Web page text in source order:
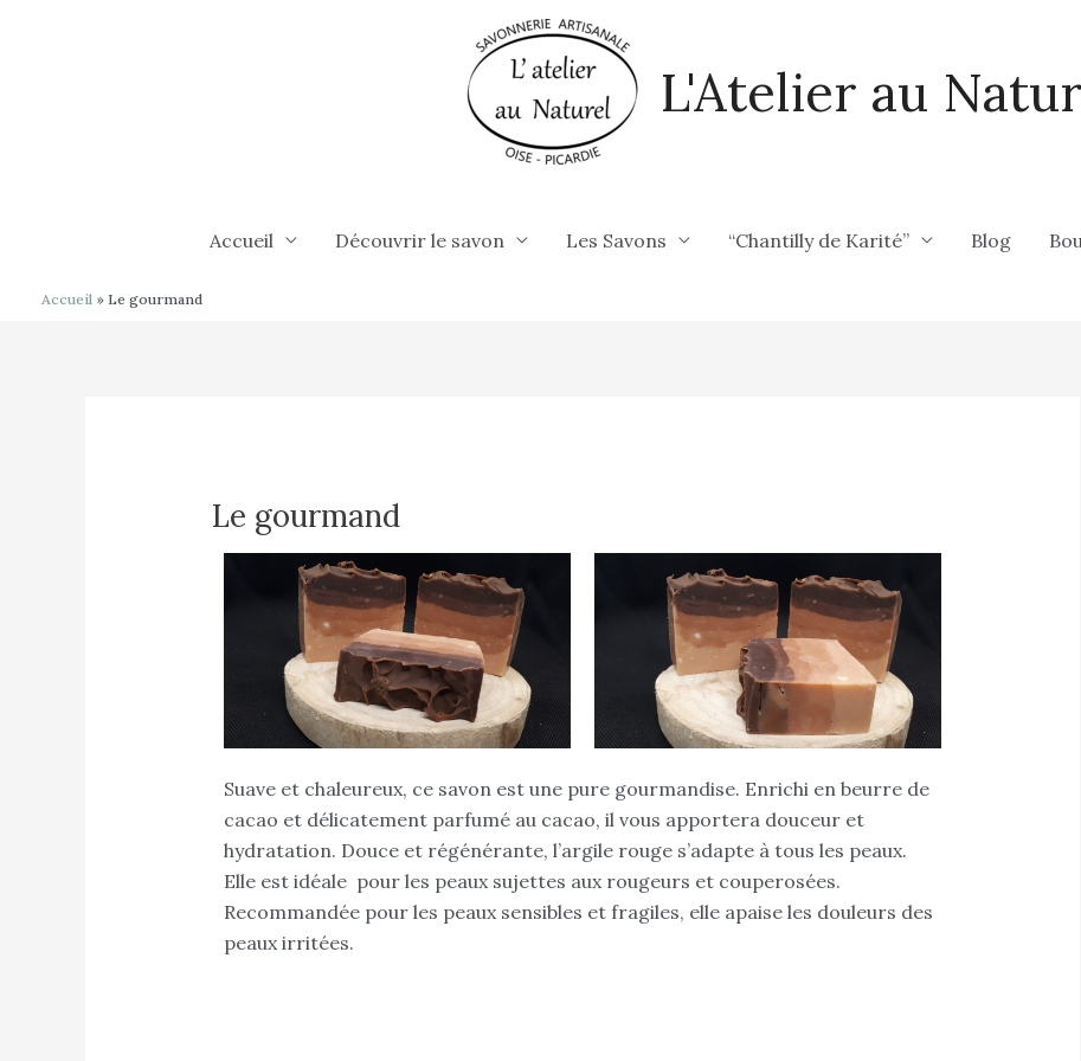
L'Atelier au
Accueil Découvrir le savon Les Savons “Chantilly de Karité” Blog
Accueil Le gourmand
Le gourmand
Suave et chaleureux, ce savon est une pure gourmandise. Enrichi en beurre de
cacao et délicatement parfumé au cacao, il vous apportera douceur et
hydratation. Douce et régénérante, l’argile rouge s’adapte à tous les peaux.
Elle est idéale pour les peaux sujettes aux rougeurs et couperosées.
Recommandée pour les peaux sensibles et fragiles, elle apaise les douleurs des
peaux irritées.